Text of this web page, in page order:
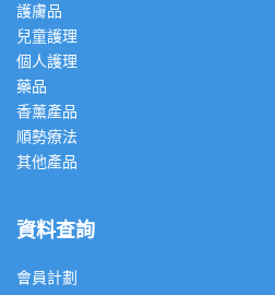
護膚品
兒童護理
個人護理
藥品
香薰產品
順勢療法
其他產品
資料查詢
會員計劃